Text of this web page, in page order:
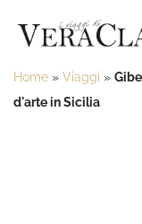
Home » Viaggi »
d'arte in Sicilia